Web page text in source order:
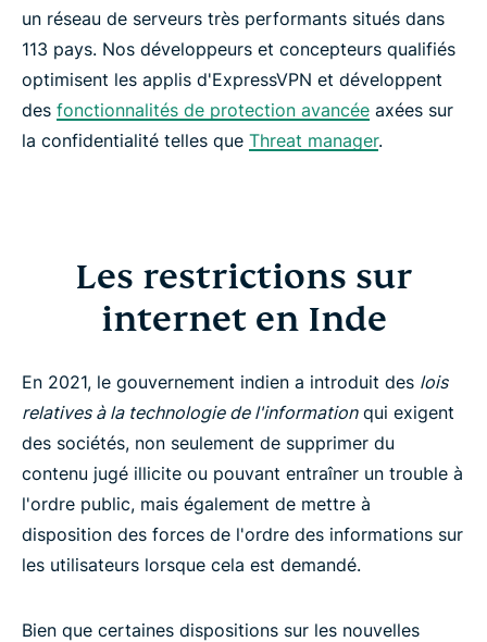
un réseau de serveurs très performants situés dans
113 pays. Nos développeurs et concepteurs qualifiés
optimisent les applis d'ExpressVPN et développent
des fonctionnalités de protection avancée axées sur
la confidentialité telles que Threat manager.
Les restrictions sur
internet en Inde
En 2021, le gouvernement indien a introduit des lois
relatives à la technologie de l'informationqui exigent
des sociétés, non seulement de supprimer du
contenu jugé illicite ou pouvant entraîner un trouble à
l'ordre public, mais également de mettre à
disposition des forces de l'ordre des informations sur
les utilisateurs lorsque cela est demandé.
Bien que certaines dispositions sur les nouvelles